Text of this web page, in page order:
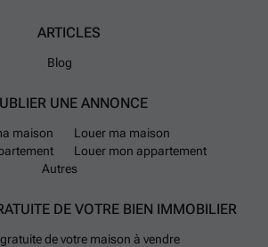
ARTICLES
Blog
UNE ANNONCE
maison
Louer ma maison
Louer mon appartement
Autres
DE VOTRE BIEN IMMOBILIER
de votre maison à vendre